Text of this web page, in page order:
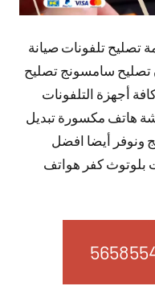
تصليح تلفونات صيانة
تصليح سامسونج تصليح
أجهزة التلفونات
هاتف مكسورة تبديل
ونوفر أيضا افضل
بلوتوث كفر هواتف